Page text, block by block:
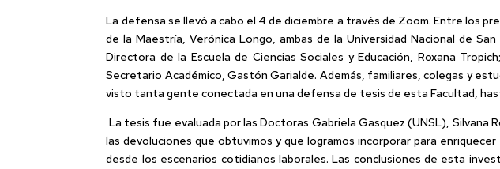
La defensa se llevó a cabo el 4 de diciembre a través de Zoom. Entre los
de la Maestría, Verónica Longo, ambas de la Universidad Nacional de
Directora de la Escuela de Ciencias Sociales y Educación, Roxana
Secretario Académico, Gastón Garialde. Además, familiares, colegas y
visto tanta gente conectada en una defensa de tesis de esta Facultad,
La tesis fue evaluada por las Doctoras Gabriela Gasquez (UNSL),
las devoluciones que obtuvimos y que logramos incorporar para
desde los escenarios cotidianos laborales. Las conclusiones de esta